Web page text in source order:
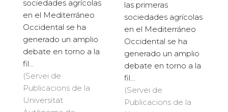
sociedades agrícolas
en el Mediterráneo
Occidental se ha
generado un amplio
debate en torno a la
fil...
(Servei de
Publicacions de la
Universitat
las primeras
sociedades agrícolas
en el Mediterráneo
Occidental se ha
generado un amplio
debate en torno a la
fil...
(Servei de
Publicacions de la